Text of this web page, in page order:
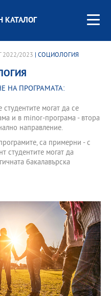
КАТАЛОГ
2023 | СОЦИОЛОГИЯ
НА ПРОГРАМАТА:
могат да се
и в minor-програма - втора
направление.
са примерни - с
студентите могат да
бакалавърска